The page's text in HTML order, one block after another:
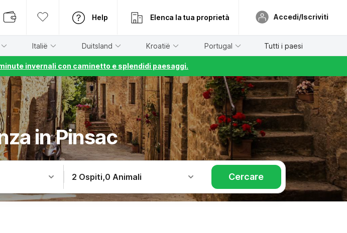
Help Elenca la tua proprietà Accedi/Iscriviti
Italië Duitsland Kroatië Portugal Tutti i paesi
invernali con caminetto e splendidi paesaggi.
in Pinsac
2 Ospiti,0 Animali Cercare